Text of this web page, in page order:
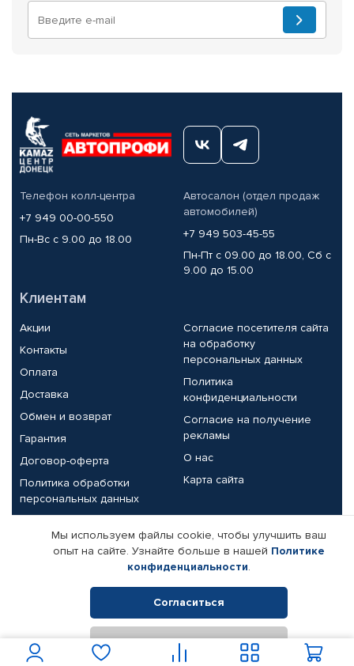
Телефон колл-центра
+7 949 00-00-550
Пн-Вс с 9.00 до 18.00
Автосалон (отдел продаж
автомобилей)
+7 949 503-45-55
Пн-Пт с 09.00 до 18.00, Сб с
9.00 до 15.00
Клиентам
Акции
Контакты
Оплата
Доставка
Обмен и возврат
Гарантия
Договор-оферта
Политика обработки
персональных данных
Согласие посетителя сайта
на обработку
персональных данных
Политика
конфиденциальности
Согласие на получение
рекламы
О нас
Карта сайта
Партнерам
Корпоративным клиентам
Поставщикам
Реквизиты компании
© КАМАЗ ЦЕНТР ДОНЕЦК, 2015-2026. Все права защищены.
Интернет-магазин автомобильных товаров Автопрофи.
Мы используем файлы cookie, чтобы улучшить ваш
опыт на сайте. Узнайте больше в нашей Политике
конфиденциальности.
Согласиться
Отклонить